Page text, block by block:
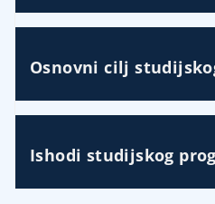
Osnovni cilj
Ishodi studijskog